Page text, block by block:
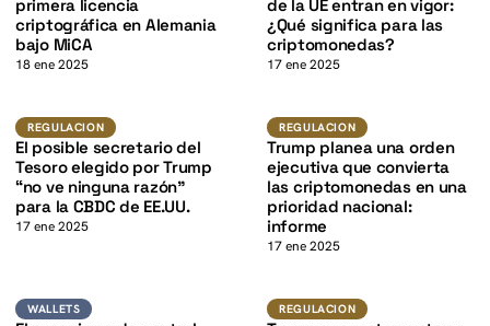
primera licencia
criptográfica en Alemania
bajo MiCA
18 ene 2025
de la UE entran en vigor:
¿Qué significa para las
criptomonedas?
17 ene 2025
Regulacion
K
REGULACION
El posible secretario del
Tesoro elegido por Trump
“no ve ninguna razón”
para la CBDC de EE.UU.
17 ene 2025
Regulacion
REGULACION
Trump planea una orden
ejecutiva que convierta
las criptomonedas en una
prioridad nacional:
informe
17 ene 2025
Wallets
WALLETS Regulacion
REGULACION